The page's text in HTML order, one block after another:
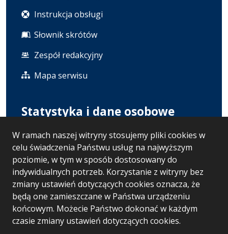
W ramach naszej witryny stosujemy pliki cookies w
celu świadczenia Państwu usług na najwyższym
poziomie, w tym w sposób dostosowany do
indywidualnych potrzeb. Korzystanie z witryny bez
zmiany ustawień dotyczących cookies oznacza, że
będą one zamieszczane w Państwa urządzeniu
końcowym. Możecie Państwo dokonać w każdym
czasie zmiany ustawień dotyczących cookies.
Instrukcja obsługi
Słownik skrótów
Zespół redakcyjny
Mapa serwisu
Statystyka i dane osobowe
Statystyki oglądalności
Polityka prywatności
RODO
Wersja systemu: 5.7.0 [121]